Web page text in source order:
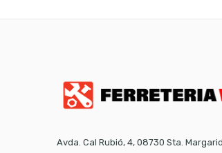
Avda. Cal Rubió, 4, 08730 Sta.